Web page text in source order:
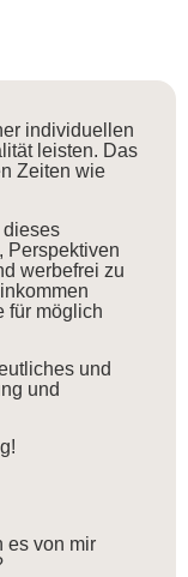
individuellen
leisten. Das
Zeiten wie
dieses
Perspektiven
werbefrei zu
für möglich
und
und
es von mir